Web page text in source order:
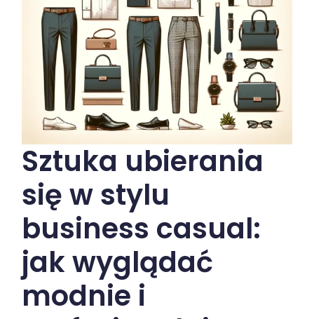
Sztuka ubierania
się w stylu
business casual:
jak wyglądać
modnie i